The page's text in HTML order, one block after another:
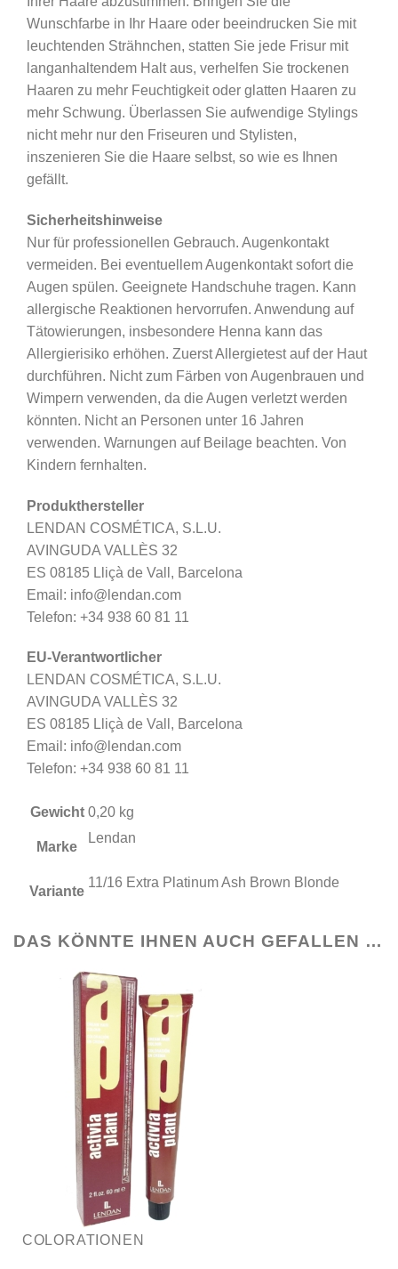
Wunschfarbe in Ihr Haare oder beeindrucken Sie mit
leuchtenden Strähnchen, statten Sie jede Frisur mit
langanhaltendem Halt aus, verhelfen Sie trockenen
Haaren zu mehr Feuchtigkeit oder glatten Haaren zu
mehr Schwung. Überlassen Sie aufwendige Stylings
nicht mehr nur den Friseuren und Stylisten,
inszenieren Sie die Haare selbst, so wie es Ihnen
gefällt.
Sicherheitshinweise
Nur für professionellen Gebrauch. Augenkontakt
vermeiden. Bei eventuellem Augenkontakt sofort die
Augen spülen. Geeignete Handschuhe tragen. Kann
allergische Reaktionen hervorrufen. Anwendung auf
Tätowierungen, insbesondere Henna kann das
Allergierisiko erhöhen. Zuerst Allergietest auf der Haut
durchführen. Nicht zum Färben von Augenbrauen und
Wimpern verwenden, da die Augen verletzt werden
könnten. Nicht an Personen unter 16 Jahren
verwenden. Warnungen auf Beilage beachten. Von
Kindern fernhalten.
Produkthersteller
LENDAN COSMÉTICA, S.L.U.
AVINGUDA VALLÈS 32
ES 08185 Lliçà de Vall, Barcelona
Email: info@lendan.com
Telefon: +34 938 60 81 11
EU-Verantwortlicher
LENDAN COSMÉTICA, S.L.U.
AVINGUDA VALLÈS 32
ES 08185 Lliçà de Vall, Barcelona
Email: info@lendan.com
Telefon: +34 938 60 81 11
Gewicht 0,20 kg
Marke
Lendan
Variante
11/16 Extra Platinum Ash Brown Blonde
DAS KÖNNTE IHNEN AUCH GEFALLEN …
COLORATIONEN